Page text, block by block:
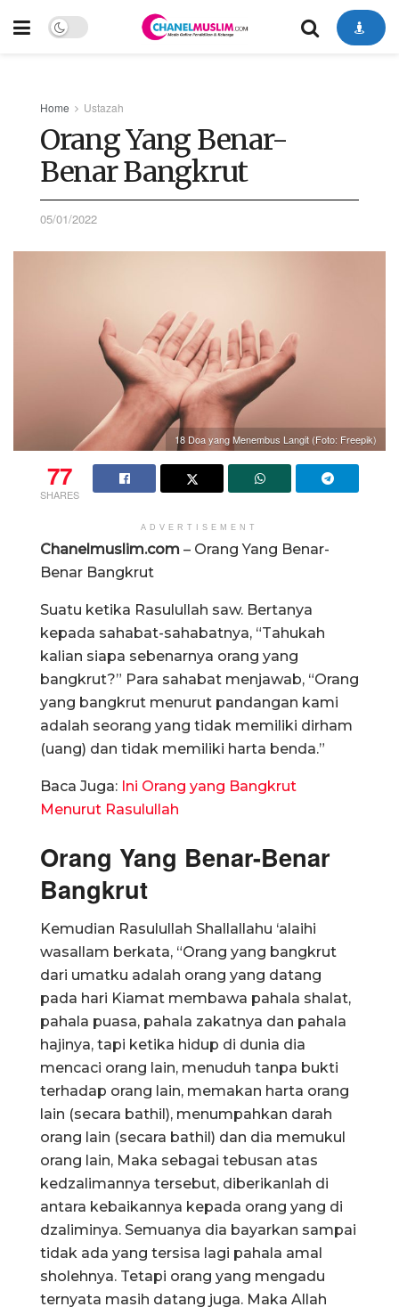
Home Ustazah
Orang Yang Benar-
Benar Bangkrut
05/01/2022
18 Doa yang Menembus Langit (Foto: Freepik)
77
SHARES
ADVERTISEMENT
Chanelmuslim.com – Orang Yang Benar-
Benar Bangkrut
Suatu ketika Rasulullah saw. Bertanya
kepada sahabat-sahabatnya, “Tahukah
kalian siapa sebenarnya orang yang
bangkrut?” Para sahabat menjawab, “Orang
yang bangkrut menurut pandangan kami
adalah seorang yang tidak memiliki dirham
(uang) dan tidak memiliki harta benda.”
Baca Juga: Ini Orang yang Bangkrut
Menurut Rasulullah
Orang Yang Benar-Benar
Bangkrut
Kemudian Rasulullah Shallallahu ‘alaihi
wasallam berkata, “Orang yang bangkrut
dari umatku adalah orang yang datang
pada hari Kiamat membawa pahala shalat,
pahala puasa, pahala zakatnya dan pahala
hajinya, tapi ketika hidup di dunia dia
mencaci orang lain, menuduh tanpa bukti
terhadap orang lain, memakan harta orang
lain (secara bathil), menumpahkan darah
orang lain (secara bathil) dan dia memukul
orang lain, Maka sebagai tebusan atas
kedzalimannya tersebut, diberikanlah di
antara kebaikannya kepada orang yang di
dzaliminya. Semuanya dia bayarkan sampai
tidak ada yang tersisa lagi pahala amal
sholehnya. Tetapi orang yang mengadu
ternyata masih datang juga. Maka Allah